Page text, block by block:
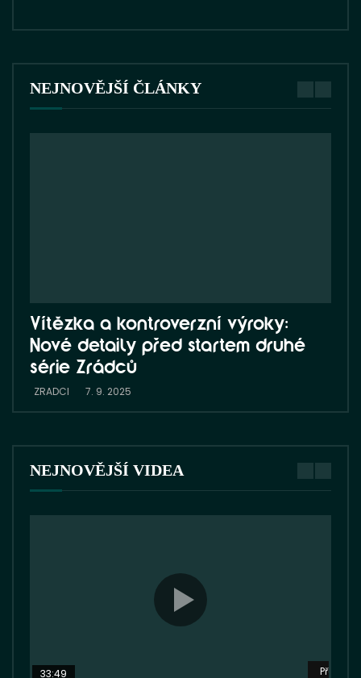
NEJNOVĚJŠÍ ČLÁNKY
Vítězka a kontroverzní výroky:
Nové detaily před startem druhé
série Zrádců
ZRADCI 7. 9. 2025
NEJNOVĚJŠÍ VIDEA
Přehrát
33:49